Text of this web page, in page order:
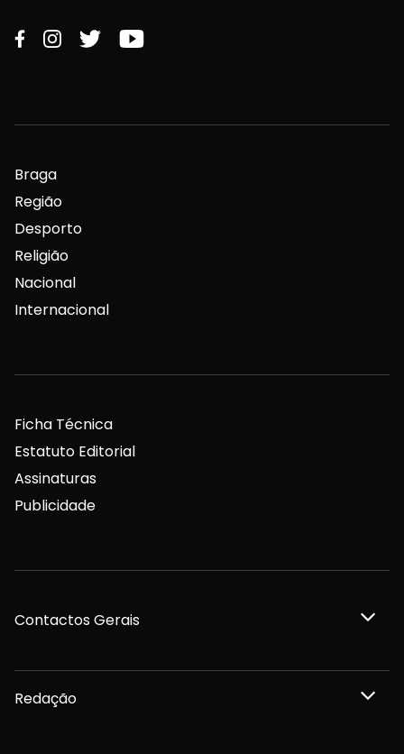
Braga
Região
Desporto
Religião
Nacional
Internacional
Ficha Técnica
Estatuto Editorial
Assinaturas
Publicidade
Contactos Gerais
Redação